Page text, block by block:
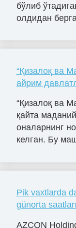
бўлиб
олдидан
“Қизалоқ ва
айрим
“Қизалоқ ва
қайта
оналарнинг
келган. Бу
Pik vaxtlarda
günorta
AZCON